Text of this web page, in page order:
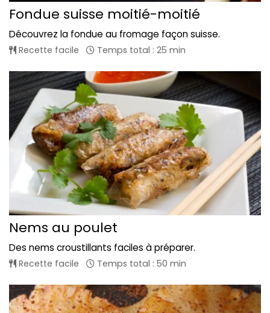
Fondue suisse moitié-moitié
Découvrez la fondue au fromage façon suisse.
Recette facile Temps total : 25 min
Nems au poulet
Des nems croustillants faciles à préparer.
Recette facile Temps total : 50 min